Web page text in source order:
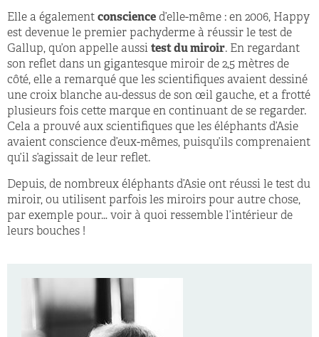
Elle a également conscience d’elle-même : en 2006, Happy
est devenue le premier pachyderme à réussir le test de
Gallup, qu’on appelle aussi test du miroir. En regardant
son reflet dans un gigantesque miroir de 2,5 mètres de
côté, elle a remarqué que les scientifiques avaient dessiné
une croix blanche au-dessus de son œil gauche, et a frotté
plusieurs fois cette marque en continuant de se regarder.
Cela a prouvé aux scientifiques que les éléphants d’Asie
avaient conscience d’eux-mêmes, puisqu’ils comprenaient
qu’il s’agissait de leur reflet.
Depuis, de nombreux éléphants d’Asie ont réussi le test du
miroir, ou utilisent parfois les miroirs pour autre chose,
par exemple pour… voir à quoi ressemble l’intérieur de
leurs bouches !